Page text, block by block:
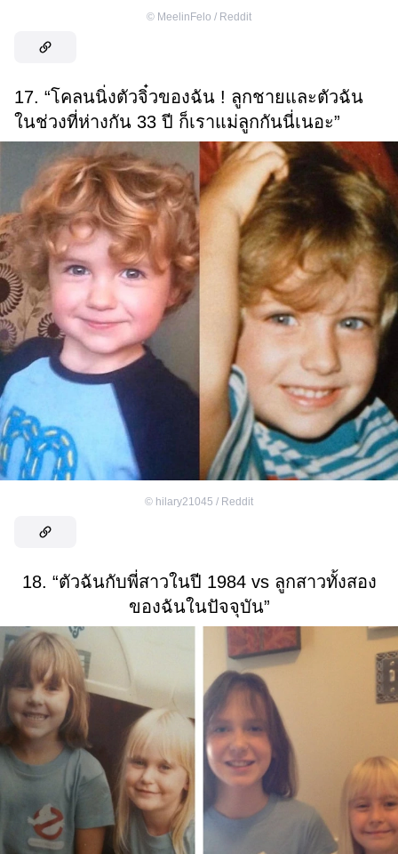
© MeelinFelo / Reddit
17. “โคลนนิ่งตัวจิ๋วของฉัน ! ลูกชายและตัวฉัน
ในช่วงที่ห่างกัน 33 ปี ก็เราแม่ลูกกันนี่เนอะ”
© hilary21045 / Reddit
18. “ตัวฉันกับพี่สาวในปี 1984 vs ลูกสาวทั้งสอง
ของฉันในปัจจุบัน”